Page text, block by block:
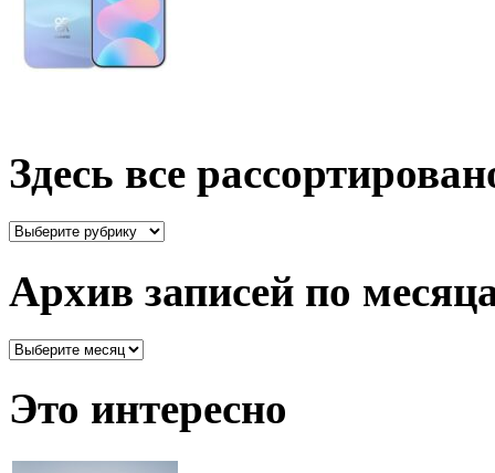
Здесь все
Здесь
Архив записей по
Архив
месяцам
Это интересно